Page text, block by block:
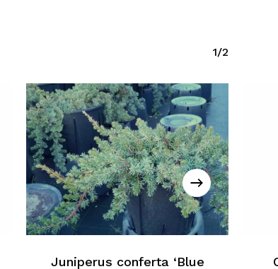
dans le panier
Retour À La Liste Web
1/2
Juniperus conferta ‘Blue